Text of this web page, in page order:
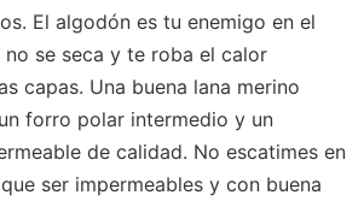
El algodón es tu enemigo en el
no se seca y te roba el calor
capas. Una buena lana merino
forro polar intermedio y un
de calidad. No escatimes en
ser impermeables y con buena